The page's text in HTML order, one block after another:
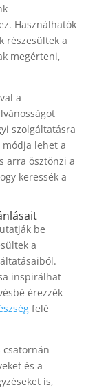
Használhatók
részesültek a
megérteni,
a
szolgáltatásra
lehet a
arra ösztönzi a
keressék a
be
a
inspirálhat
érezzék
felé
csatornán
és a
is,